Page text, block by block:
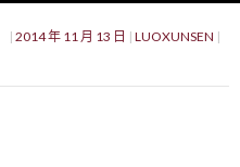
2014 年 11 月 13 日
LUOXUNSEN